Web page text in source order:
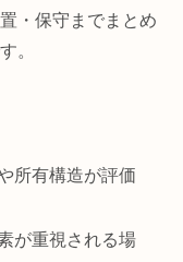
・保守までまとめ
。
所有構造が評価
が重視される場